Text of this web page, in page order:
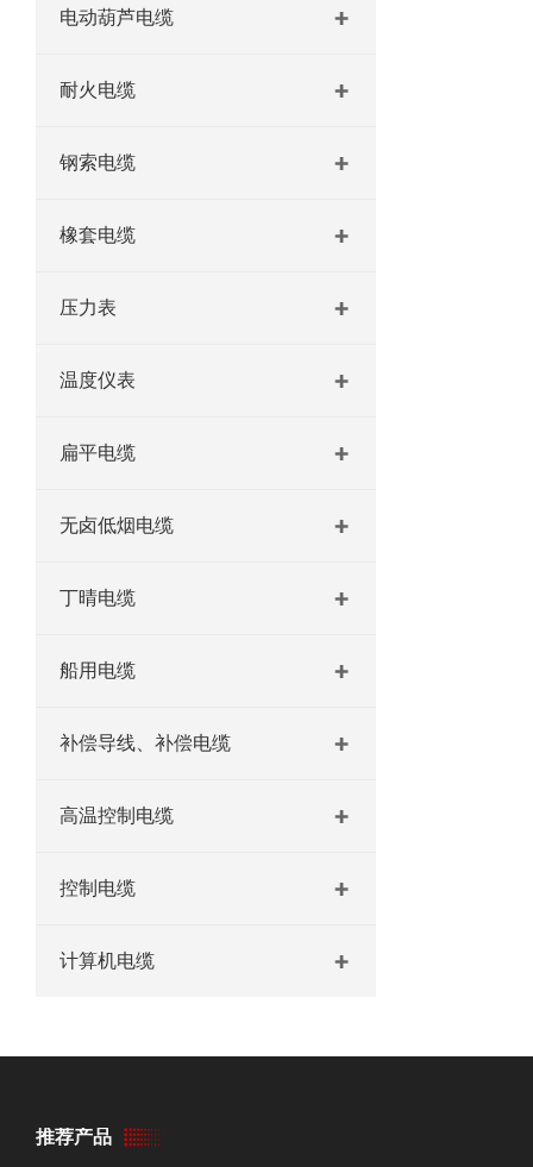
电动葫芦电缆
耐火电缆
钢索电缆
橡套电缆
压力表
温度仪表
扁平电缆
无卤低烟电缆
丁晴电缆
船用电缆
补偿导线、补偿电缆
高温控制电缆
控制电缆
计算机电缆
推荐产品